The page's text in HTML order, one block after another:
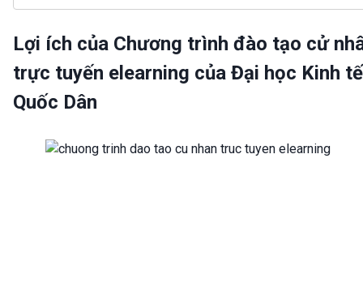
Lợi ích của Chương trình đào tạo cử
trực tuyến elearning của Đại học Kinh tế
Quốc Dân